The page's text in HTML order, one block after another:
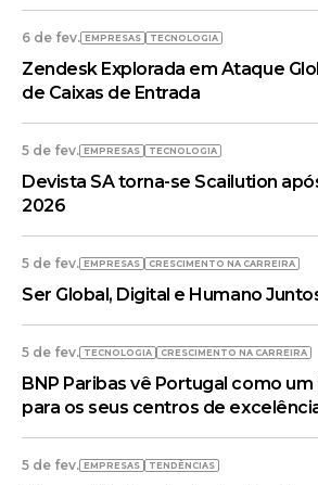
6 de fev. EMPRESAS TECNOLOGIA
Zendesk Explorada em Ataque
de Caixas de Entrada
5 de fev. EMPRESAS TECNOLOGIA
Devista SA torna-se Scailution
2026
5 de fev. EMPRESAS CRESCIMENTO NA CARREIRA
Ser Global, Digital e Humano
5 de fev. TECNOLOGIA CRESCIMENTO NA CARREIRA
BNP Paribas vê Portugal como
para os seus centros de
5 de fev. EMPRESAS TENDÊNCIAS